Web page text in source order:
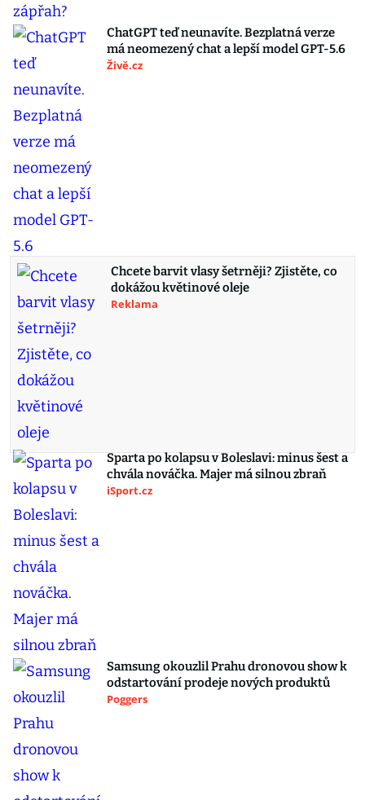
ChatGPT teď neunavíte. Bezplatná verze
má neomezený chat a lepší model GPT-5.6
Živě.cz
Chcete barvit vlasy šetrněji? Zjistěte, co
dokážou květinové oleje
Reklama
Sparta po kolapsu v Boleslavi: minus šest a
chvála nováčka. Majer má silnou zbraň
iSport.cz
Samsung okouzlil Prahu dronovou show k
odstartování prodeje nových produktů
Poggers